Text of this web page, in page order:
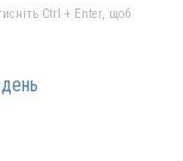
Ctrl + Enter, щоб